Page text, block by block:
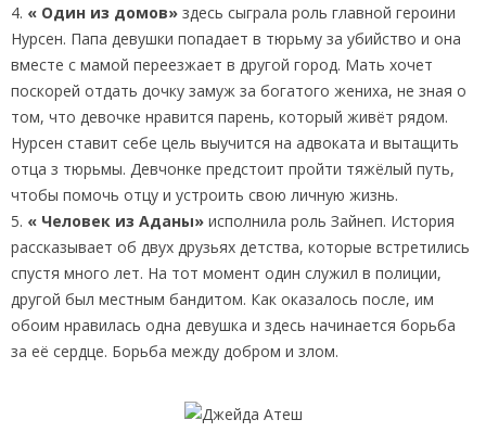
4. « Один из домов» здесь сыграла роль главной героини
Нурсен. Папа девушки попадает в тюрьму за убийство и она
вместе с мамой переезжает в другой город. Мать хочет
поскорей отдать дочку замуж за богатого жениха, не зная о
том, что девочке нравится парень, который живёт рядом.
Нурсен ставит себе цель выучится на адвоката и вытащить
отца з тюрьмы. Девчонке предстоит пройти тяжёлый путь,
чтобы помочь отцу и устроить свою личную жизнь.
5. « Человек из Аданы» исполнила роль Зайнеп. История
рассказывает об двух друзьях детства, которые встретились
спустя много лет. На тот момент один служил в полиции,
другой был местным бандитом. Как оказалось после, им
обоим нравилась одна девушка и здесь начинается борьба
за её сердце. Борьба между добром и злом.